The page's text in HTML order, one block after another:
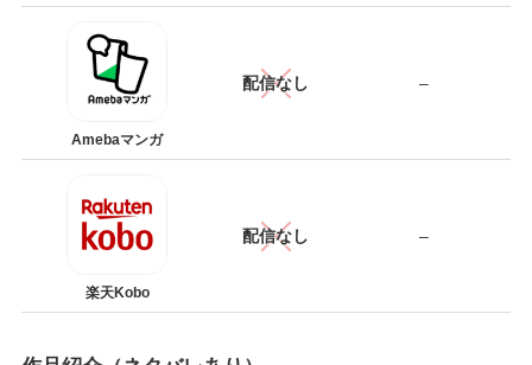
Amebaマンガ
配信なし –
楽天Kobo
配信なし –